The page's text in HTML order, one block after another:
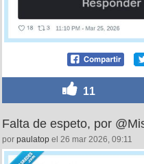
11
Falta de espeto, por
por paulatop el 26 mar 2026, 09:11